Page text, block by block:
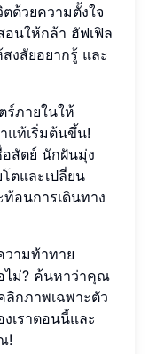
ด้วยความตั้งใจ
นให้กล้า ฮัฟเฟิล
งสัยอยากรู้ และ
ร์ภายในให้
แท้เริ่มต้นขึ้น!
สัตย์ นักฝันมุ่ง
ตและเปลี่ยน
อนการเดินทาง
ามท้าทาย
ไม่? ค้นหาว่าคุณ
กภาพเฉพาะตัว
งเราตอนนี้และ
!